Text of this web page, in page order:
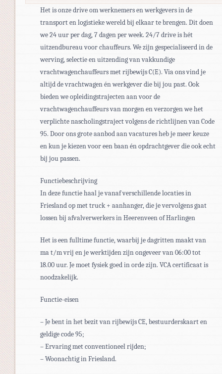
Het is onze drive om werknemers en werkgevers in de
transport en logistieke wereld bij elkaar te brengen. Dit doen
we 24 uur per dag, 7 dagen per week. 24/7 drive is hét
uitzendbureau voor chauffeurs. We zijn gespecialiseerd in de
werving, selectie en uitzending van vakkundige
vrachtwagenchauffeurs met rijbewijs C(E). Via ons vind je
altijd de vrachtwagen én werkgever die bij jou past. Ook
bieden we opleidingstrajecten aan voor de
vrachtwagenchauffeurs van morgen en verzorgen we het
verplichte nascholingstraject volgens de richtlijnen van Code
95. Door ons grote aanbod aan vacatures heb je meer keuze
en kun je kiezen voor een baan én opdrachtgever die ook echt
bij jou passen.
Functiebeschrijving
In deze functie haal je vanaf verschillende locaties in
Friesland op met truck + aanhanger, die je vervolgens gaat
lossen bij afvalverwerkers in Heerenveen of Harlingen
Het is een fulltime functie, waarbij je dagritten maakt van
ma t/m vrij en je werktijden zijn ongeveer van 06:00 tot
18.00 uur. Je moet fysiek goed in orde zijn. VCA certificaat is
noodzakelijk.
Functie-eisen
– Je bent in het bezit van rijbewijs CE, bestuurderskaart en
geldige code 95;
– Ervaring met conventioneel rijden;
– Woonachtig in Friesland.